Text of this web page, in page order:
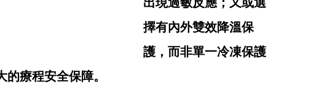
擇有內外雙效降溫保
護，而非單一冷凍保護
療程安全保障。